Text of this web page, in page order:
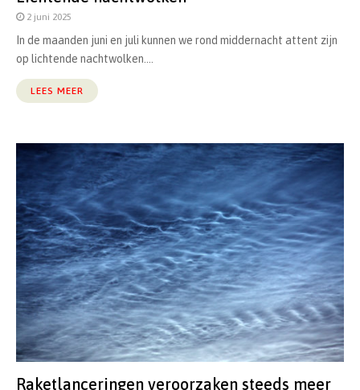
2 juni 2025
In de maanden juni en juli kunnen we rond middernacht attent zijn
op lichtende nachtwolken....
LEES MEER
Raketlanceringen veroorzaken steeds meer